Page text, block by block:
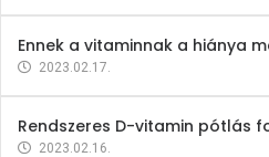
Ennek a vitaminnak a hiánya
2023.02.17.
Rendszeres D-vitamin pótlás
2023.02.16.